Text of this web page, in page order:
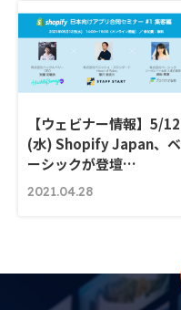
【ウェビナー情報】5/12
(水) Shopify Japan、ベ
ーシックが登壇…
2021.04.28